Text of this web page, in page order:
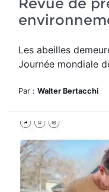
Les abeilles
Journée mondiale
Par : Walter Bertacchi